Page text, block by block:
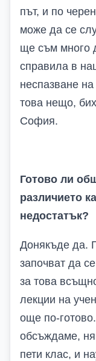
път, и по
може да се
ще съм много
справила в
неспазване
това нещо,
София.
Готово ли
различието
недостатък?
Донякъде да.
започват да
за това
лекции на
още по-
обсъждаме,
пети клас, и